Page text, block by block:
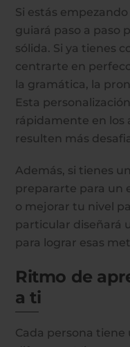
Si estás
guiará paso a paso
sólida. Si ya tienes
centrarte en
la gramática, la
Esta
rápidamente en los
resulten más
Además, si tienes
prepararte para un
o mejorar tu nivel
particular diseñará
para lograr esas
Ritmo de
a ti
Cada persona